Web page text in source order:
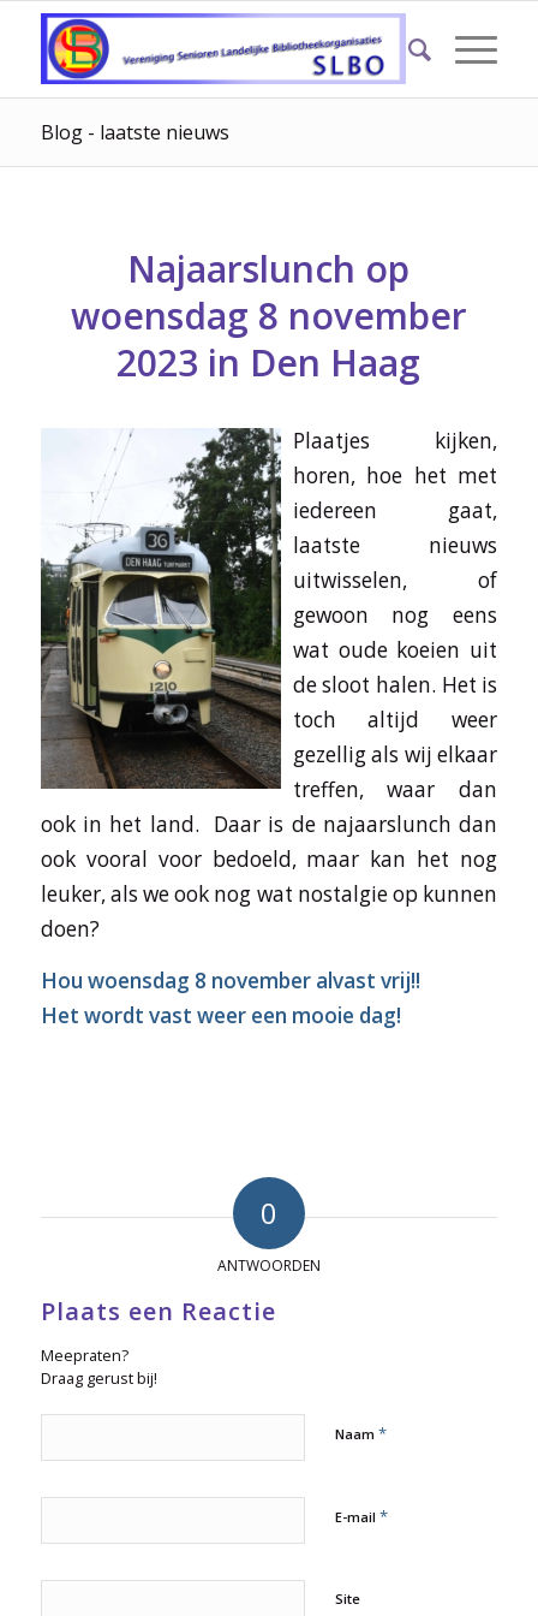
Blog - laatste nieuws
Najaarslunch op
woensdag 8 november
2023 in Den Haag
Plaatjes kijken,
horen, hoe het met
iedereen gaat,
laatste nieuws
uitwisselen, of
gewoon nog eens
wat oude koeien uit
de sloot halen. Het is
toch altijd weer
gezellig als wij elkaar
treffen, waar dan
ook in het land. Daar is de najaarslunch dan
ook vooral voor bedoeld, maar kan het nog
leuker, als we ook nog wat nostalgie op kunnen
doen?
Hou woensdag 8 november alvast vrij!!
Het wordt vast weer een mooie dag!
0
ANTWOORDEN
Plaats een Reactie
Meepraten?
Draag gerust bij!
Naam *
E-mail *
Site